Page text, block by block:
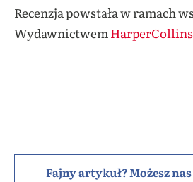
Recenzja powstała w ramach
Wydawnictwem
Fajny artykuł? Możesz